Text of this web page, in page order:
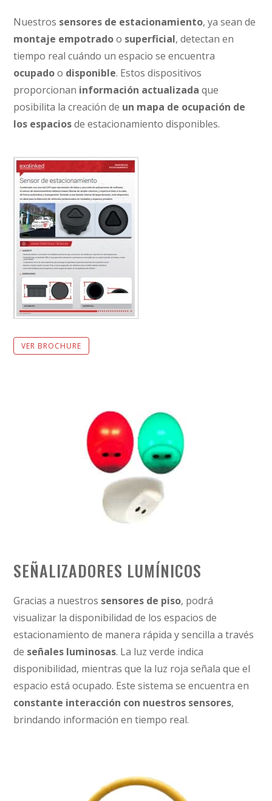
Nuestros sensores de estacionamiento, ya sean de
montaje empotradoo superficial, detectan en
tiempo real cuándo un espacio se encuentra
ocupadoo disponible. Estos dispositivos
proporcionan información actualizada que
posibilita la creación de un mapa de ocupación de
los espaciosde estacionamiento disponibles.
VER BROCHURE
SEÑALIZADORES LUMÍNICOS
Gracias a nuestros sensores de piso, podrá
visualizar la disponibilidad de los espacios de
estacionamiento de manera rápida y sencilla a través
de señales luminosas. La luz verde indica
disponibilidad, mientras que la luz roja señala que el
espacio está ocupado. Este sistema se encuentra en
constante interacción con nuestros sensores,
brindando información en tiempo real.